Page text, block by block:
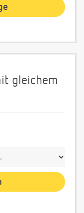
gleichem